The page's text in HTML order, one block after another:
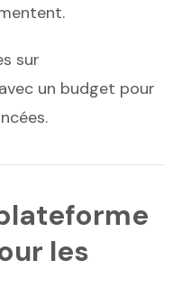
sur
un budget pour
les